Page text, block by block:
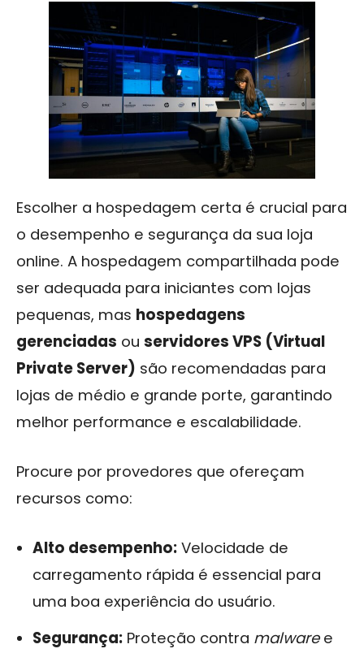
Escolher a hospedagem certa é crucial para
o desempenho e segurança da sua loja
online. A hospedagem compartilhada pode
ser adequada para iniciantes com lojas
pequenas, mas hospedagens
gerenciadas ou servidores VPS (Virtual
Private Server) são recomendadas para
lojas de médio e grande porte, garantindo
melhor performance e escalabilidade.
Procure por provedores que ofereçam
recursos como:
Alto desempenho: Velocidade de
carregamento rápida é essencial para
uma boa experiência do usuário.
Segurança: Proteção contra malwaree